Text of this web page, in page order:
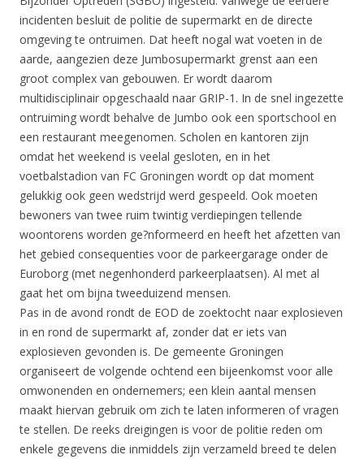
incidenten besluit de politie de supermarkt en de directe
omgeving te ontruimen. Dat heeft nogal wat voeten in de
aarde, aangezien deze Jumbosupermarkt grenst aan een
groot complex van gebouwen. Er wordt daarom
multidisciplinair opgeschaald naar GRIP-1. In de snel ingezette
ontruiming wordt behalve de Jumbo ook een sportschool en
een restaurant meegenomen. Scholen en kantoren zijn
omdat het weekend is veelal gesloten, en in het
voetbalstadion van FC Groningen wordt op dat moment
gelukkig ook geen wedstrijd werd gespeeld. Ook moeten
bewoners van twee ruim twintig verdiepingen tellende
woontorens worden ge?nformeerd en heeft het afzetten van
het gebied consequenties voor de parkeergarage onder de
Euroborg (met negenhonderd parkeerplaatsen). Al met al
gaat het om bijna tweeduizend mensen.
Pas in de avond rondt de EOD de zoektocht naar explosieven
in en rond de supermarkt af, zonder dat er iets van
explosieven gevonden is. De gemeente Groningen
organiseert de volgende ochtend een bijeenkomst voor alle
omwonenden en ondernemers; een klein aantal mensen
maakt hiervan gebruik om zich te laten informeren of vragen
te stellen. De reeks dreigingen is voor de politie reden om
enkele gegevens die inmiddels zijn verzameld breed te delen